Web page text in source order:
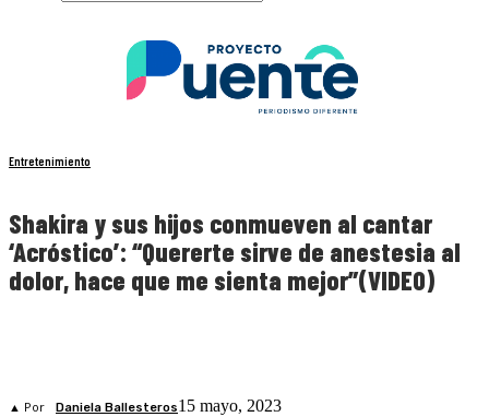
Entretenimiento
Shakira y sus hijos conmueven al cantar
‘Acróstico’: “Quererte sirve de anestesia al
dolor, hace que me sienta mejor”(VIDEO)
▲ Por Daniela Ballesteros15 mayo, 2023